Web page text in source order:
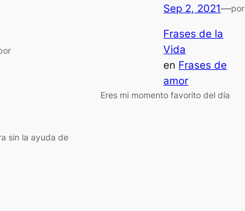
sin la ayuda de
Sep 2, 2021—por
Frases de la
Vida
en Frases de
amor
Eres mi momento favorito del día